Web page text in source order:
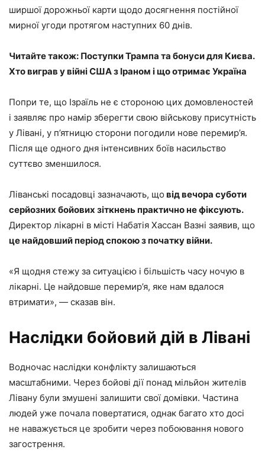
ширшої дорожньої карти щодо досягнення постійної
мирної угоди протягом наступних 60 днів.
Читайте також: Поступки Трампа та бонуси для Києва.
Хто виграв у війні США з Іраном і що отримає Україна
Попри те, що Ізраїль не є стороною цих домовленостей
і заявляє про намір зберегти свою військову присутність
у Лівані, у п’ятницю сторони погодили нове перемир’я.
Після ще одного дня інтенсивних боїв насильство
суттєво зменшилося.
Ліванські посадовці зазначають, що від вечора суботи
серйозних бойових зіткнень практично не фіксують.
Директор лікарні в місті Набатія Хассан Вазні заявив, що
це найдовший період спокою з початку війни.
«Я щодня стежу за ситуацією і більшість часу ночую в
лікарні. Це найдовше перемир’я, яке нам вдалося
втримати», — сказав він.
Наслідки бойовий дій в Лівані
Водночас наслідки конфлікту залишаються
масштабними. Через бойові дії понад мільйон жителів
Лівану були змушені залишити свої домівки. Частина
людей уже почала повертатися, однак багато хто досі
не наважується це зробити через побоювання нового
загострення.